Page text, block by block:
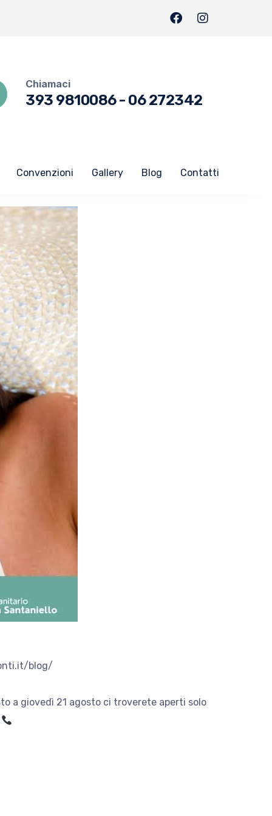
Chiamaci
393 9810086- 06 272342
Convenzioni Gallery Blog Contatti
blog/
a giovedì 21 agosto ci troverete aperti solo